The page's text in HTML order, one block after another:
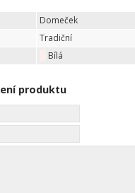
Domeček
Tradiční
Bílá
produktu